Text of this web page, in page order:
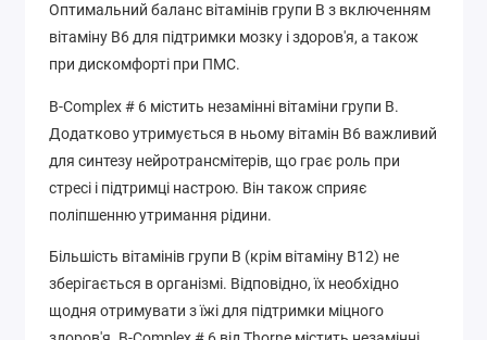
Оптимальний баланс вітамінів групи B з включенням
вітаміну B6 для підтримки мозку і здоров'я, а також
при дискомфорті при ПМС.
B-Complex # 6 містить незамінні вітаміни групи B.
Додатково утримується в ньому вітамін B6 важливий
для синтезу нейротрансмітерів, що грає роль при
стресі і підтримці настрою. Він також сприяє
поліпшенню утримання рідини.
Більшість вітамінів групи B (крім вітаміну B12) не
зберігається в організмі. Відповідно, їх необхідно
щодня отримувати з їжі для підтримки міцного